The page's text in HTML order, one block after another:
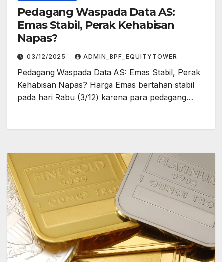
Pedagang Waspada Data AS:
Emas Stabil, Perak Kehabisan
Napas?
03/12/2025 ADMIN_BPF_EQUITYTOWER
Pedagang Waspada Data AS: Emas Stabil, Perak
Kehabisan Napas? Harga Emas bertahan stabil
pada hari Rabu (3/12) karena para pedagang…